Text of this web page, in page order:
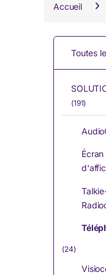
Accueil
Toutes
(191)
(24)